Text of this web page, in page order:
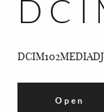
Open